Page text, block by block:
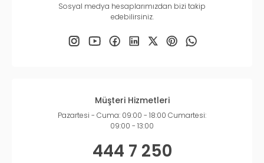
Sosyal medya hesaplarımızdan bizi takip
edebilirsiniz.
Müşteri Hizmetleri
Pazartesi - Cuma: 09:00 - 18:00 Cumartesi:
09:00 - 13:00
444 7 250